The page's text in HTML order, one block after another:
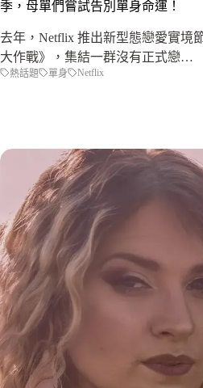
季，母單們嘗試告別單身命運！
去年，Netflix 推出新型態戀愛實境
大作戰》，集結一群沒有正式戀…
熱話題 單身 Netflix